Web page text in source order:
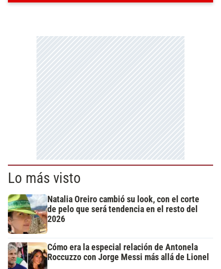
Lo más visto
Natalia Oreiro cambió su look, con el corte
de pelo que será tendencia en el resto del
2026
Cómo era la especial relación de Antonela
Roccuzzo con Jorge Messi más allá de Lionel